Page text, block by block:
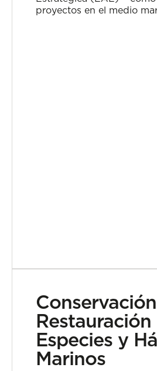
proyectos en el medio
Restauración
Especies y
Marinos